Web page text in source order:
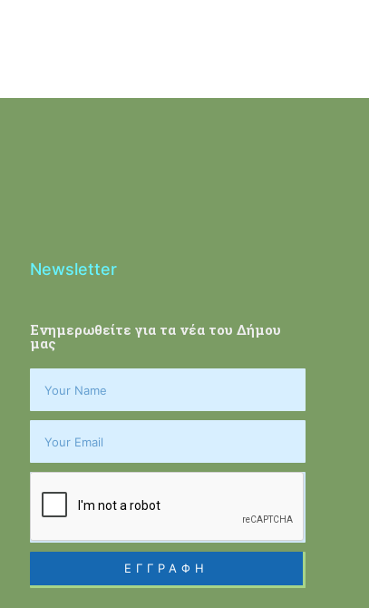
Newsletter
Ενημερωθείτε για τα νέα του Δήμου
μας
ΕΓΓΡΑΦΗ